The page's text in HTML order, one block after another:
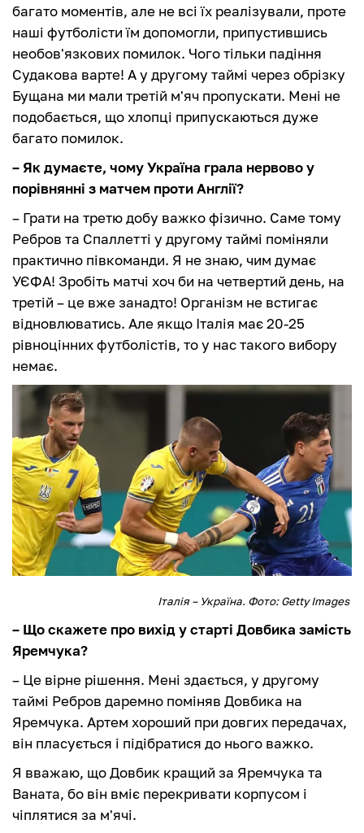
багато моментів, але не всі їх реалізували, проте
наші футболісти їм допомогли, припустившись
необов'язкових помилок. Чого тільки падіння
Судакова варте! А у другому таймі через обрізку
Бущана ми мали третій м'яч пропускати. Мені не
подобається, що хлопці припускаються дуже
багато помилок.
– Як думаєте, чому Україна грала нервово у
порівнянні з матчем проти Англії?
– Грати на третю добу важко фізично. Саме тому
Ребров та Спаллетті у другому таймі поміняли
практично півкоманди. Я не знаю, чим думає
УЄФА! Зробіть матчі хоч би на четвертий день, на
третій – це вже занадто! Організм не встигає
відновлюватись. Але якщо Італія має 20-25
рівноцінних футболістів, то у нас такого вибору
немає.
Італія – Україна. Фото: Getty Images
– Що скажете про вихід у старті Довбика замість
Яремчука?
– Це вірне рішення. Мені здається, у другому
таймі Ребров даремно поміняв Довбика на
Яремчука. Артем хороший при довгих передачах,
він пласується і підібратися до нього важко.
Я вважаю, що Довбик кращий за Яремчука та
Ваната, бо він вміє перекривати корпусом і
чіплятися за м'ячі.